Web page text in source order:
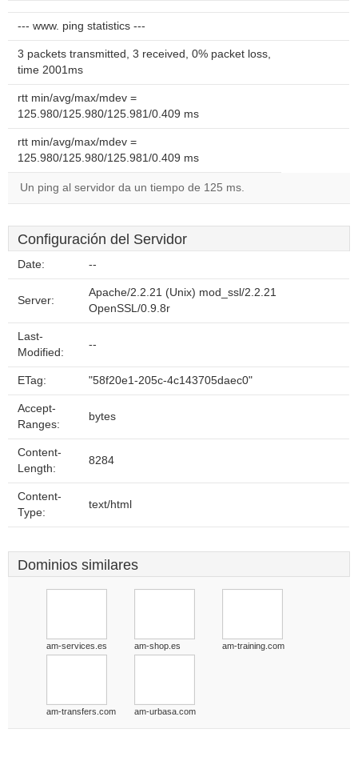
--- www. ping statistics ---
3 packets transmitted, 3 received, 0% packet loss,
time 2001ms
rtt min/avg/max/mdev =
125.980/125.980/125.981/0.409 ms
rtt min/avg/max/mdev =
125.980/125.980/125.981/0.409 ms
Un ping al servidor da un tiempo de 125 ms.
Configuración del Servidor
Date: --
Server:
Apache/2.2.21 (Unix) mod_ssl/2.2.21
OpenSSL/0.9.8r
Last-
Modified:
--
ETag: "58f20e1-205c-4c143705daec0"
Accept-
Ranges:
bytes
Content-
Length:
8284
Content-
Type:
text/html
Dominios similares
am-services.es am-shop.es am-training.com
am-transfers.com am-urbasa.com